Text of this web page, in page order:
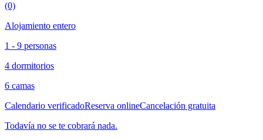
(0)
Alojamiento entero
1 - 9 personas
4 dormitorios
6 camas
Calendario verificadoReserva onlineCancelación gratuita
Todavía no se te cobrará nada.